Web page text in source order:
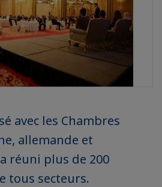
avec les Chambres
allemande et
réuni plus de 200
tous secteurs.